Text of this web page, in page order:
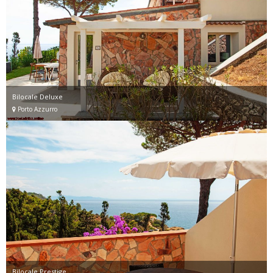
Bilocale Deluxe
Porto Azzurro